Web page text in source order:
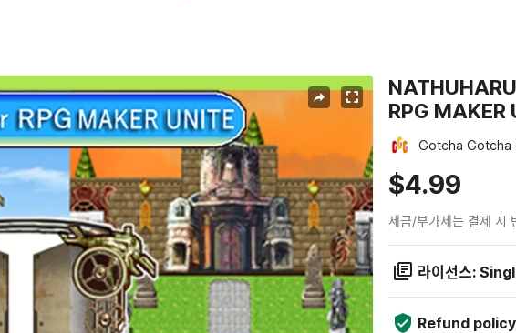
RPG MAKER
Gotcha Gotcha
$4.99
세금/부가세는 결제 시
라이선스:
Refund policy